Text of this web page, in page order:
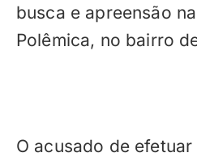
busca e apreensão
Polêmica, no bairro
O acusado de